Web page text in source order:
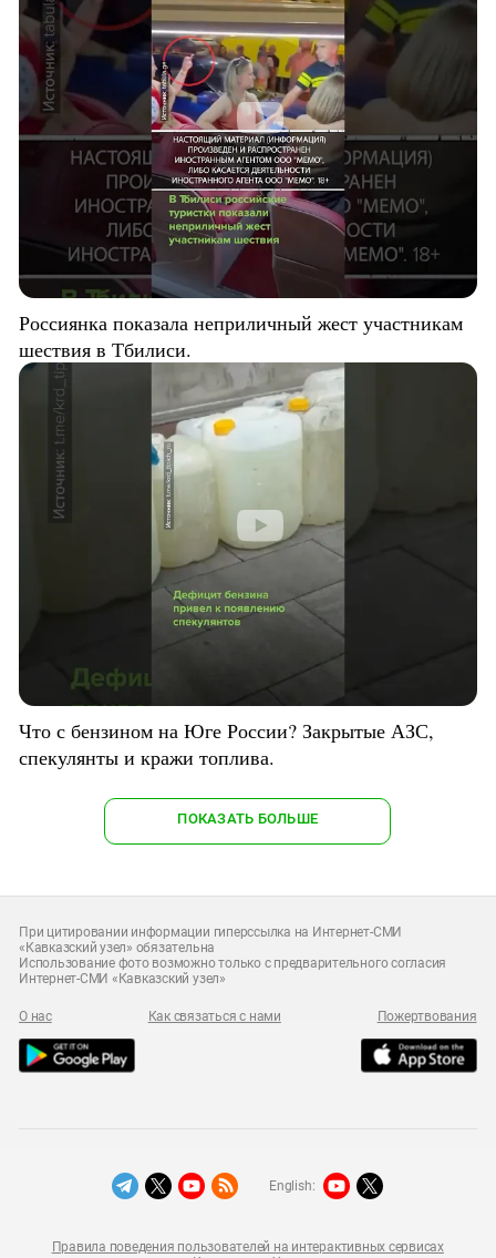
Россиянка показала неприличный жест участникам
шествия в Тбилиси.
Что с бензином на Юге России? Закрытые АЗС,
спекулянты и кражи топлива.
ПОКАЗАТЬ БОЛЬШЕ
При цитировании информации гиперссылка на Интернет-СМИ
«Кавказский узел» обязательна
Использование фото возможно только с предварительного согласия
Интернет-СМИ «Кавказский узел»
О нас Как связаться с нами Пожертвования
Правила поведения пользователей на интерактивных сервисах
English: